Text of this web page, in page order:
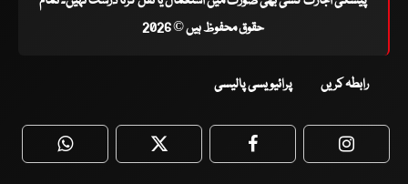
حقوق محفوظ ہیں © 2026
رابطہ کریں پرائیویسی پالیسی
WhatsApp Twitter Facebook